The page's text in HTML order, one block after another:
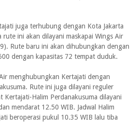
juga terhubung dengan Kota Jakarta
rute ini akan dilayani maskapai Wings Air
Rute baru ini akan dihubungkan dengan
dengan kapasitas 72 tempat duduk.
menghubungkan Kertajati dengan
Rute ini juga dilayani reguler
Kertajati-Halim Perdanakusuma dilayani
mendarat 12.50 WIB. Jadwal Halim
beroperasi pukul 10.35 WIB lalu tiba